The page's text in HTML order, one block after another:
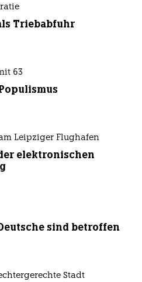
Triebabfuhr
63
Leipziger Flughafen
elektronischen
sind betroffen
Stadt